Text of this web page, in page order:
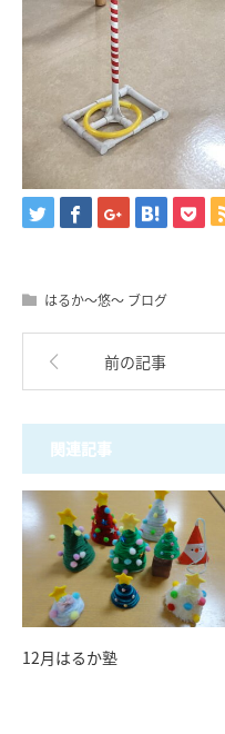
はるか〜悠〜 ブログ
前の記事
関連記事
12月はるか塾